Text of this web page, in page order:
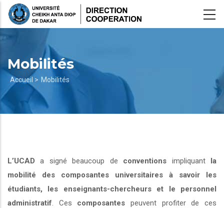
Aller
Mobilités
Fil
d'Ariane
Accueil > Mobilités
L’UCAD a signé beaucoup de conventions impliquant la
mobilité des composantes universitaires à savoir les
étudiants, les enseignants-chercheurs et le personnel
administratif . Ces composantes peuvent profiter de ces